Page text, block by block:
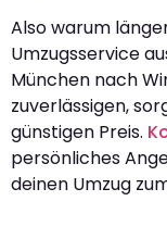
Also warum
Umzugsservice
München nach
zuverlässigen,
günstigen Preis.
persönliches
deinen Umzug